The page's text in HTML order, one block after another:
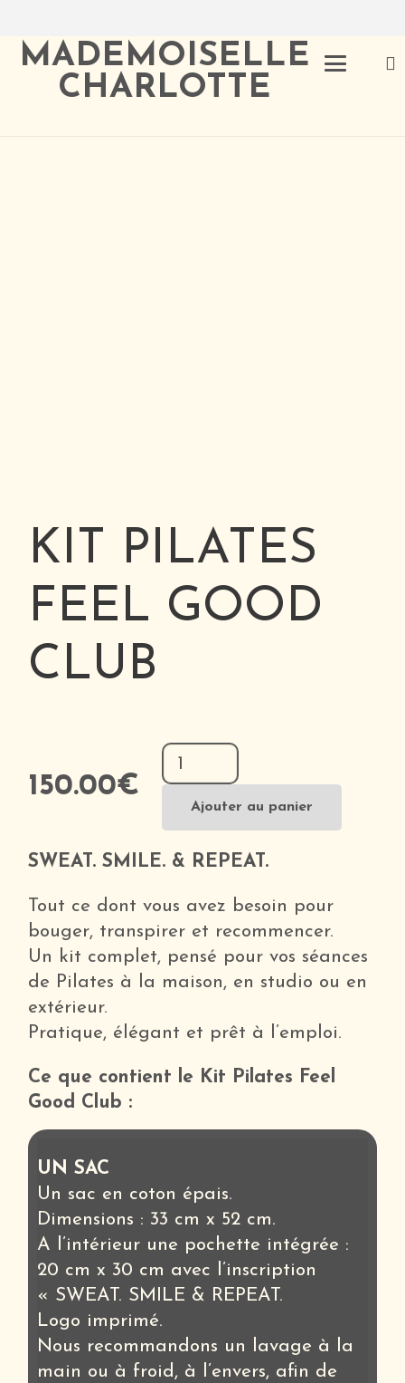
MADEMOISELLE
CHARLOTTE
KIT PILATES
FEEL GOOD
CLUB
150.00€
quantité
de
PILATES
FEEL
CLUB
Ajouter au panier
SWEAT. SMILE. & REPEAT.
Tout ce dont vous avez besoin pour
bouger, transpirer et recommencer.
Un kit complet, pensé pour vos séances
de Pilates à la maison, en studio ou en
extérieur.
Pratique, élégant et prêt à l’emploi.
Ce que contient le Kit Pilates Feel
Good Club :
UN SAC
Un sac en coton épais.
Dimensions : 33 cm x 52 cm.
A l’intérieur une pochette intégrée :
20 cm x 30 cm avec l’inscription
« SWEAT. SMILE & REPEAT.
Logo imprimé.
Nous recommandons un lavage à la
main ou à froid, à l’envers, afin de